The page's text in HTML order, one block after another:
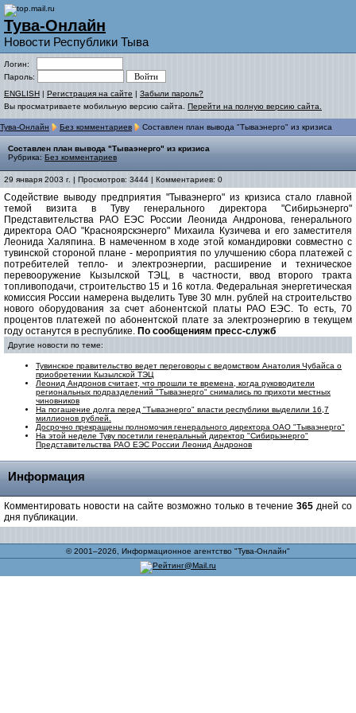
Тува-Онлайн
Новости Республики Тыва
Логин:
Пароль:
ENGLISH | Регистрация на сайте | Забыли пароль?
Вы просматриваете мобильную версию сайта. Перейти на полную версию сайта.
Тува-Онлайн Без комментариев Составлен план вывода "Тываэнерго" из кризиса
Составлен план вывода "Тываэнерго" из кризиса
Рубрика: Без комментариев
29 января 2003 г. | Просмотров: 3444 | Комментариев: 0
Содействие выводу предприятия "Тываэнерго" из кризиса стало главной
темой визита в Туву генерального директора "Сибирьэнерго"
Представительства РАО ЕЭС России Леонида Андронова, генерального
директора ОАО "Красноярскэнерго" Михаила Кузичева и его заместителя
Леонида Халяпина. В намеченном в ходе этой командировки совместно с
тувинской стороной плане - мероприятия по улучшению сбора платежей с
потребителей тепло- и электроэнергии, расширение и техническое
перевооружение Кызылской ТЭЦ, в частности, ввод второго тракта
топливоподачи, строительство 15 и 16 котла. Федеральная энергетическая
комиссия России намерена выделить Туве 30 млн. рублей на строительство
нового оборудования за счет абонентской платы РАО ЕЭС. То есть, 70
процентов платежей по абонентской плате за электроэнергию в текущем
году останутся в республике. По сообщениям пресс-служб
Другие новости по теме:
Тувинское правительство ведет переговоры с ведомством Анатолия Чубайса о
приобретении Кызылской ТЭЦ
Леонид Андронов считает, что прошли те времена, когда руководители
региональных подразделений "Тываэнерго" снимались по прихоти местных
чиновников
На погашение долга перед "Тываэнерго" власти республики выделили 16,7
миллионов рублей.
Досрочно прекращены полномочия генерального директора ОАО "Тываэнерго"
На этой неделе Туву посетили генеральный директор "Сибирьэнерго"
Представительства РАО ЕЭС России Леонид Андронов
Информация
Комментировать новости на сайте возможно только в течение 365 дней со
дня публикации.
© 2001–2026, Информационное агентство "Тува-Онлайн"